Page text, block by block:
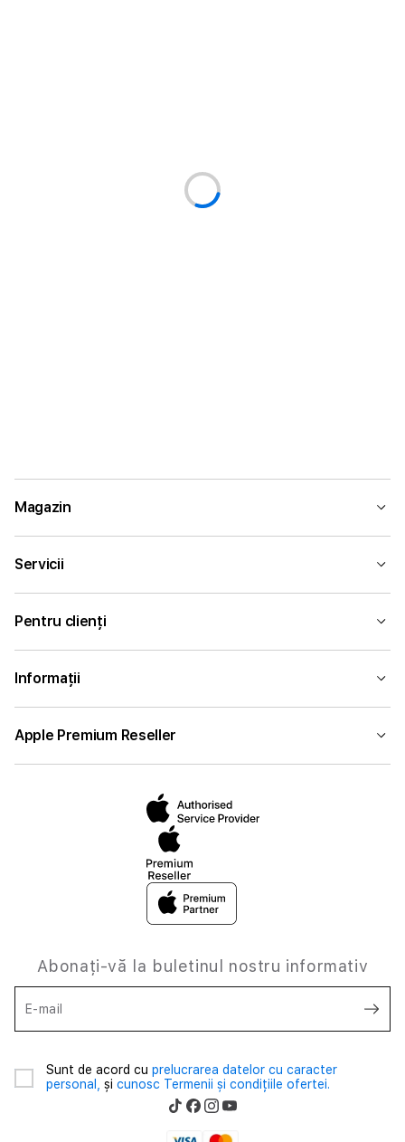
Magazin
Servicii
Pentru clienți
Informații
Apple Premium Reseller
Abonați-vă la buletinul nostru informativ
E-mail
Sunt de acord cu prelucrarea datelor cu caracter
personal, și cunosc Termenii și condițiile ofertei.